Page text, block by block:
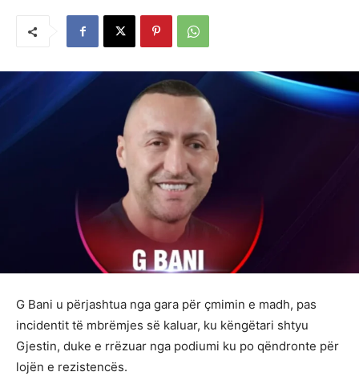
G Bani u përjashtua nga gara për çmimin e madh, pas
incidentit të mbrëmjes së kaluar, ku këngëtari shtyu
Gjestin, duke e rrëzuar nga podiumi ku po qëndronte për
lojën e rezistencës.